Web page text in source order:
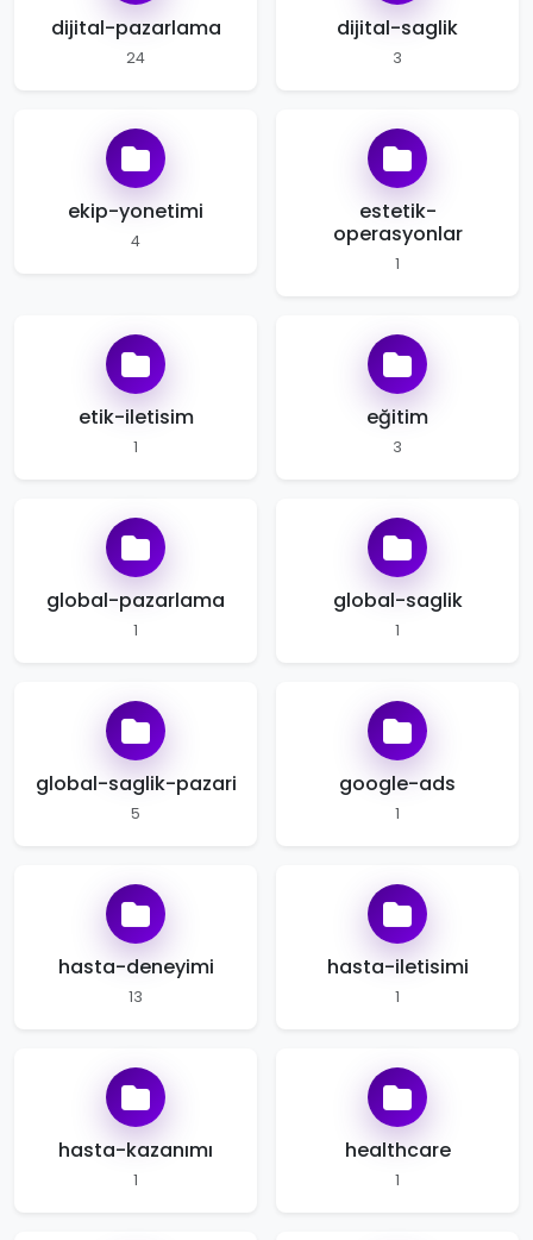
dijital-pazarlama
24
dijital-saglik
3
ekip-yonetimi
4
estetik-
operasyonlar
1
etik-iletisim
1
eğitim
3
global-pazarlama
1
global-saglik
1
global-saglik-pazari
5
google-ads
1
hasta-deneyimi
13
hasta-iletisimi
1
hasta-kazanımı
1
healthcare
1